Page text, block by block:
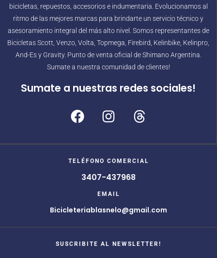
bicicletas, repuestos, accesorios e indumentaria. Evolucionamos al
ritmo de las mejores marcas para brindarte un servicio técnico y
asesoramiento integral del más alto nivel. Somos representantes de
Bicicletas Scott, Venzo, Volta, Topmega, Firebird, Kelinbike, Kelinpro,
And-Es y Gravity. Punto de venta oficial de Shimano Argentina.
Sumate a nuestra comunidad de clientes!
Sumate a nuestras redes sociales!
TELÉFONO COMERCIAL
3407-437968
EMAIL
Bicicleteriablasnelo@gmail.com
SUSCRIBITE AL NEWSLETTER!